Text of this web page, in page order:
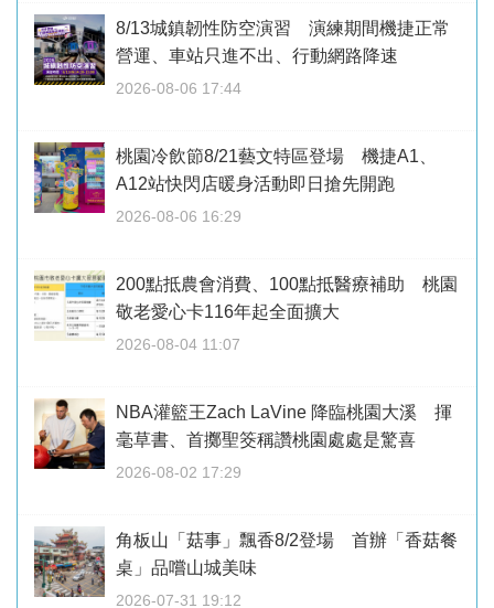
8/13城鎮韌性防空演習 演練期間機捷正常
營運、車站只進不出、行動網路降速
2026-08-06 17:44
桃園冷飲節8/21藝文特區登場 機捷A1、
A12站快閃店暖身活動即日搶先開跑
2026-08-06 16:29
200點抵農會消費、100點抵醫療補助 桃園
敬老愛心卡116年起全面擴大
2026-08-04 11:07
NBA灌籃王Zach LaVine 降臨桃園大溪 揮
毫草書、首擲聖筊稱讚桃園處處是驚喜
2026-08-02 17:29
角板山「菇事」飄香8/2登場 首辦「香菇餐
桌」品嚐山城美味
2026-07-31 19:12